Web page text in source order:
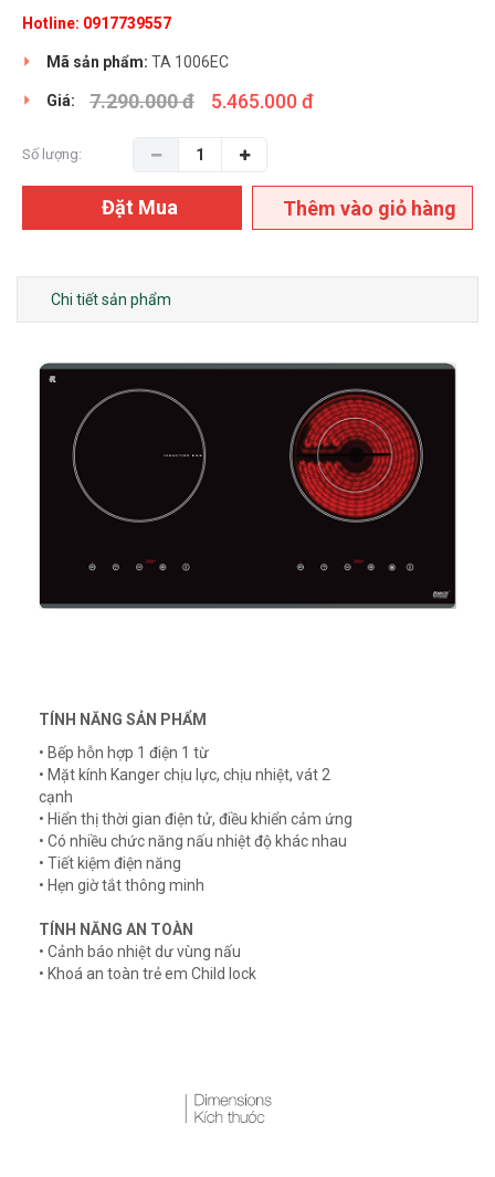
Hotline: 0917739557
Mã sản phẩm: TA 1006EC
Giá: 7.290.000 đ 5.465.000 đ
Số lượng:
Đặt Mua Thêm vào giỏ hàng
Chi tiết sản phẩm
TÍNH NĂNG SẢN PHẨM
• Bếp hỗn hợp 1 điện 1 từ
• Mặt kính Kanger chịu lực, chịu nhiệt, vát 2
cạnh
• Hiển thị thời gian điện tử, điều khiển cảm ứng
• Có nhiều chức năng nấu nhiệt độ khác nhau
• Tiết kiệm điện năng
• Hẹn giờ tắt thông minh
TÍNH NĂNG AN TOÀN
• Cảnh báo nhiệt dư vùng nấu
• Khoá an toàn trẻ em Child lock